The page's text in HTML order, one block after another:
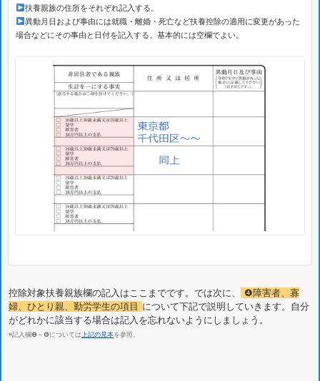
扶養親族の住所をそれぞれ記入する。
異動月日および事由には就職・離婚・死亡など扶養控除の適用に変更があった
場合などにその事由と日付を記入する。基本的には空欄でよい。
控除対象扶養親族欄の記入はここまでです。では次に、
❹障害者、寡
婦、ひとり親、勤労学生の項目 について下記で説明していきます。自分
がどれかに該当する場合は記入を忘れないようにしましょう。
※記入欄❶～❻については上記の見本を参照。